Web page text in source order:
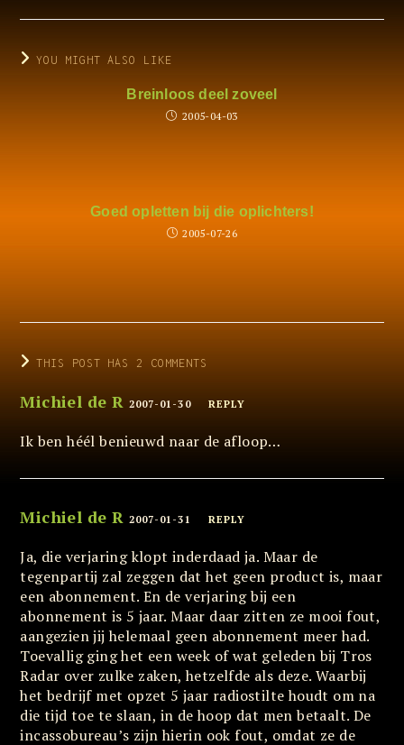
YOU MIGHT ALSO LIKE
Breinloos deel zoveel
2005-04-03
Goed opletten bij die oplichters!
2005-07-26
THIS POST HAS 2 COMMENTS
Michiel de R 2007-01-30 REPLY
Ik ben héél benieuwd naar de afloop…
Michiel de R 2007-01-31 REPLY
Ja, die verjaring klopt inderdaad ja. Maar de
tegenpartij zal zeggen dat het geen product is, maar
een abonnement. En de verjaring bij een
abonnement is 5 jaar. Maar daar zitten ze mooi fout,
aangezien jij helemaal geen abonnement meer had.
Toevallig ging het een week of wat geleden bij Tros
Radar over zulke zaken, hetzelfde als deze. Waarbij
het bedrijf met opzet 5 jaar radiostilte houdt om na
die tijd toe te slaan, in de hoop dat men betaalt. De
incassobureau’s zijn hierin ook fout, omdat ze de